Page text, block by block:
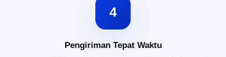
4
Pengiriman Tepat Waktu